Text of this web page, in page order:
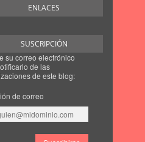
ENLACES
SUSCRIPCIÓN
su correo electrónico
de las
de este blog:
de correo